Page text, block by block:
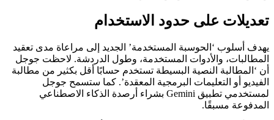
تعديلات على حدود الاستخدام
يهدف أسلوب ‘الحوسبة المستخدمة’ الجديد إلى مراعاة مدى تعقيد
المطالبات، والأدوات المستخدمة، وطول الدردشة. لاحظت جوجل
أن ‘المطالبة النصية البسيطة تستخدم حسابًا أقل بكثير من مطالبة
الفيديو أو التعليمات البرمجية المعقدة’. كما ستسمح جوجل
لمستخدمي تطبيق Gemini بشراء أرصدة الذكاء الاصطناعي
المدفوعة مسبقًا.